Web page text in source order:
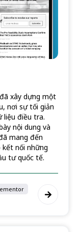
xây dựng một
nơi sự tối giản
liệu điều tra.
nội dung và
mang đến
nối những
tư quốc tế.